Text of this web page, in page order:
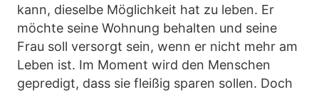
kann, dieselbe Möglichkeit hat zu leben. Er
möchte seine Wohnung behalten und seine
Frau soll versorgt sein, wenn er nicht mehr am
Leben ist. Im Moment wird den Menschen
gepredigt, dass sie fleißig sparen sollen. Doch